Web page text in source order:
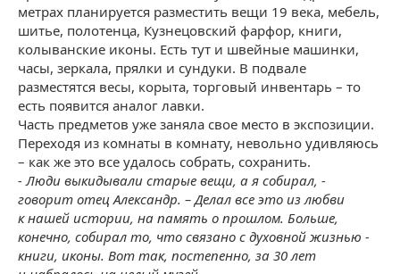
метрах планируется разместить вещи 19 века, мебель,
шитье, полотенца, Кузнецовский фарфор, книги,
колыванские иконы. Есть тут и швейные машинки,
часы, зеркала, прялки и сундуки. В подвале
разместятся весы, корыта, торговый инвентарь – то
есть появится аналог лавки.
Часть предметов уже заняла свое место в экспозиции.
Переходя из комнаты в комнату, невольно удивляюсь
– как же это все удалось собрать, сохранить.
- Люди выкидывали старые вещи, а я собирал, -
говорит отец Александр. – Делал все это из любви
к нашей истории, на память о прошлом. Больше,
конечно, собирал то, что связано с духовной жизнью -
книги, иконы. Вот так, постепенно, за 30 лет